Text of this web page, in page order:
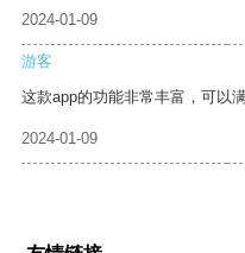
2024-01-09
游客
这款app的功能非常丰富，可以
2024-01-09